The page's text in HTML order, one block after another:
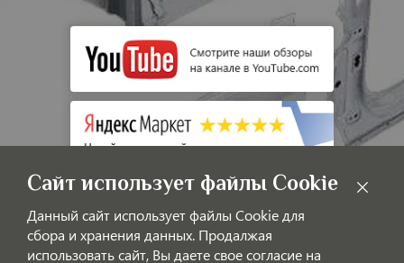
Сайт использует файлы Cookie
Данный сайт использует файлы Cookie для
сбора и хранения данных. Продалжая
использовать сайт, Вы даете свое согласие на